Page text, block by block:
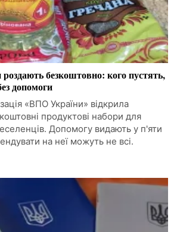
безкоштовно: кого пустять,
допомоги
«ВПО України» відкрила
продуктові набори для
Допомогу видають у п'яти
на неї можуть не всі.